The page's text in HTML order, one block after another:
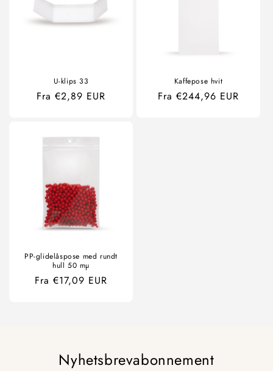
U-klips 33
Ordinær
Fra €2,89 EUR
Kaffepose hvit
Ordinær
Fra €244,96 EUR
PP-glidelåspose med rundt
hull 50 mµ
Ordinær
Fra €17,09 EUR
Nyhetsbrevabonnement